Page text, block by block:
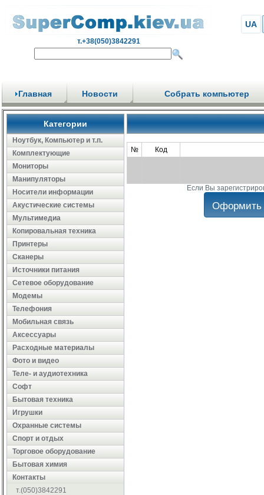
т.+38(050)3842291
UA
Главная Новости Собрать компьютер
Категории
Ноутбук, Компьютер и т.п.
Комплектующие
Мониторы
Манипуляторы
Носители информации
Акустические системы
Мультимедиа
Копировальная техника
Принтеры
Сканеры
Источники питания
Сетевое оборудование
Модемы
Телефония
Мобильная связь
Аксессуары
Расходные материалы
Фото и видео
Теле- и аудиотехника
Софт
Бытовая техника
Игрушки
Охранные системы
Cпорт и отдых
Торговое оборудование
Бытовая химия
Контакты
т.(050)3842291
№ Код
Если Вы